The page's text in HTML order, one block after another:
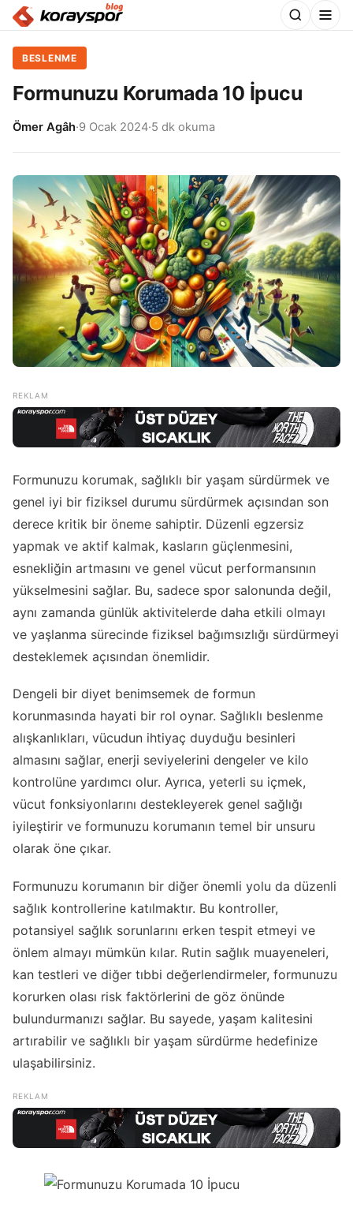
BESLENME
Formunuzu Korumada 10 İpucu
Ömer Agâh·9 Ocak 2024·5 dk okuma
Formunuzu korumak, sağlıklı bir yaşam sürdürmek ve
genel iyi bir fiziksel durumu sürdürmek açısından son
derece kritik bir öneme sahiptir. Düzenli egzersiz
yapmak ve aktif kalmak, kasların güçlenmesini,
esnekliğin artmasını ve genel vücut performansının
yükselmesini sağlar. Bu, sadece spor salonunda değil,
aynı zamanda günlük aktivitelerde daha etkili olmayı
ve yaşlanma sürecinde fiziksel bağımsızlığı sürdürmeyi
desteklemek açısından önemlidir.
Dengeli bir diyet benimsemek de formun
korunmasında hayati bir rol oynar. Sağlıklı beslenme
alışkanlıkları, vücudun ihtiyaç duyduğu besinleri
almasını sağlar, enerji seviyelerini dengeler ve kilo
kontrolüne yardımcı olur. Ayrıca, yeterli su içmek,
vücut fonksiyonlarını destekleyerek genel sağlığı
iyileştirir ve formunuzu korumanın temel bir unsuru
olarak öne çıkar.
Formunuzu korumanın bir diğer önemli yolu da düzenli
sağlık kontrollerine katılmaktır. Bu kontroller,
potansiyel sağlık sorunlarını erken tespit etmeyi ve
önlem almayı mümkün kılar. Rutin sağlık muayeneleri,
kan testleri ve diğer tıbbi değerlendirmeler, formunuzu
korurken olası risk faktörlerini de göz önünde
bulundurmanızı sağlar. Bu sayede, yaşam kalitesini
artırabilir ve sağlıklı bir yaşam sürdürme hedefinize
ulaşabilirsiniz.